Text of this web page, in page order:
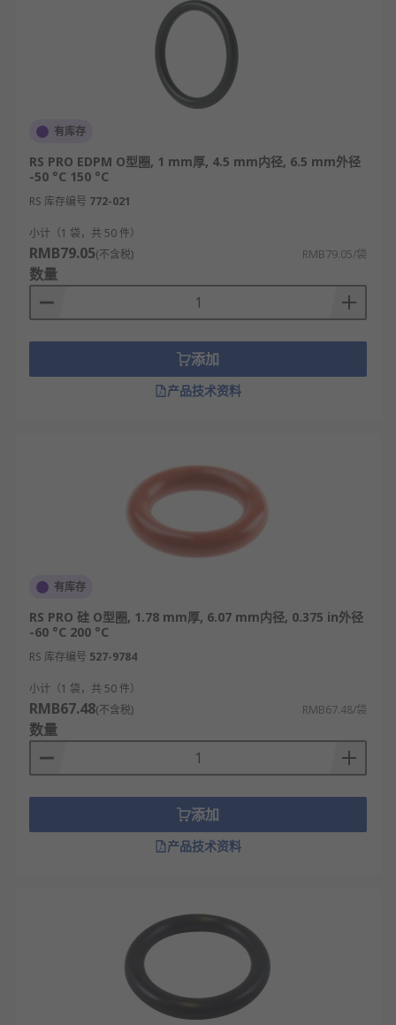
有库存
RS PRO EDPM O型圈, 1 mm厚, 4.5 mm内径, 6.5 mm外径
-50 °C 150 °C
RS 库存编号 772-021
小计（1 袋，共 50 件）
RMB79.05(不含税) RMB79.05/袋
数量
添加
产品技术资料
有库存
RS PRO 硅 O型圈, 1.78 mm厚, 6.07 mm内径, 0.375 in外径
-60 °C 200 °C
RS 库存编号 527-9784
小计（1 袋，共 50 件）
RMB67.48(不含税) RMB67.48/袋
数量
添加
产品技术资料